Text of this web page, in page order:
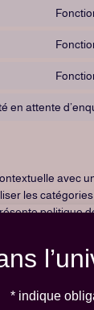
en attente
avec
les
politique
web pourrait ne
* indique